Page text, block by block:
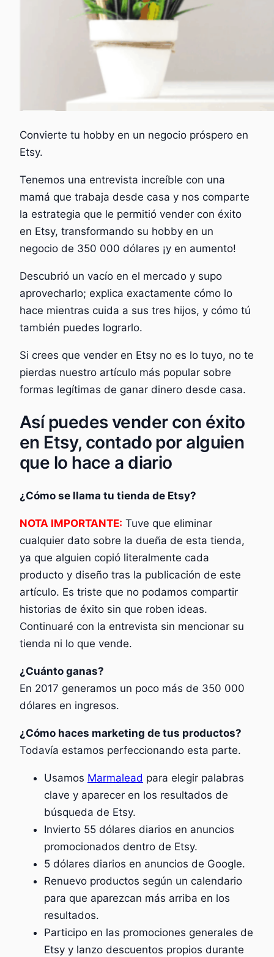
Convierte tu hobby en un negocio próspero en
Etsy.
Tenemos una entrevista increíble con una
mamá que trabaja desde casa y nos comparte
la estrategia que le permitió vender con éxito
en Etsy, transformando su hobby en un
negocio de 350 000 dólares ¡y en aumento!
Descubrió un vacío en el mercado y supo
aprovecharlo; explica exactamente cómo lo
hace mientras cuida a sus tres hijos, y cómo tú
también puedes lograrlo.
Si crees que vender en Etsy no es lo tuyo, no te
pierdas nuestro artículo más popular sobre
formas legítimas de ganar dinero desde casa.
Así puedes vender con éxito
en Etsy, contado por alguien
que lo hace a diario
¿Cómo se llama tu tienda de Etsy?
NOTA IMPORTANTE: Tuve que eliminar
cualquier dato sobre la dueña de esta tienda,
ya que alguien copió literalmente cada
producto y diseño tras la publicación de este
artículo. Es triste que no podamos compartir
historias de éxito sin que roben ideas.
Continuaré con la entrevista sin mencionar su
tienda ni lo que vende.
¿Cuánto ganas?
En 2017 generamos un poco más de 350 000
dólares en ingresos.
¿Cómo haces marketing de tus productos?
Todavía estamos perfeccionando esta parte.
Usamos Marmalead para elegir palabras
clave y aparecer en los resultados de
búsqueda de Etsy.
Invierto 55 dólares diarios en anuncios
promocionados dentro de Etsy.
5 dólares diarios en anuncios de Google.
Renuevo productos según un calendario
para que aparezcan más arriba en los
resultados.
Participo en las promociones generales de
Etsy y lanzo descuentos propios durante